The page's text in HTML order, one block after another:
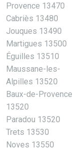
Provence 13470
Cabriès 13480
Jouques 13490
Martigues 13500
Éguilles 13510
Maussane-les-
Alpilles 13520
Baux-de-Provence
13520
Paradou 13520
Trets 13530
Noves 13550